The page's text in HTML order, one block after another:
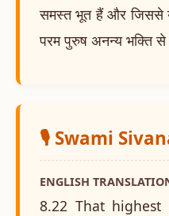
समस्त भूत हैं और जिससे
परम पुरुष अनन्य भक्ति से
🎙️ Swami
ENGLISH
8.22 That